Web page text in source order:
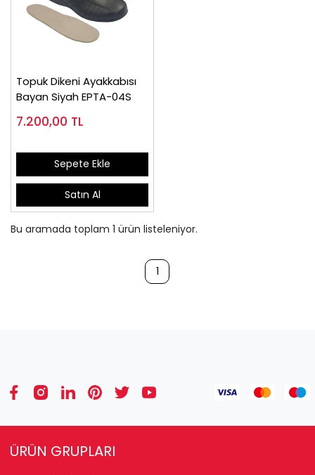
Topuk Dikeni Ayakkabısı
Bayan Siyah EPTA-04S
7.200,00 TL
Sepete Ekle
Satın Al
Bu aramada toplam 1 ürün listeleniyor.
1
ÜRÜN GRUPLARI